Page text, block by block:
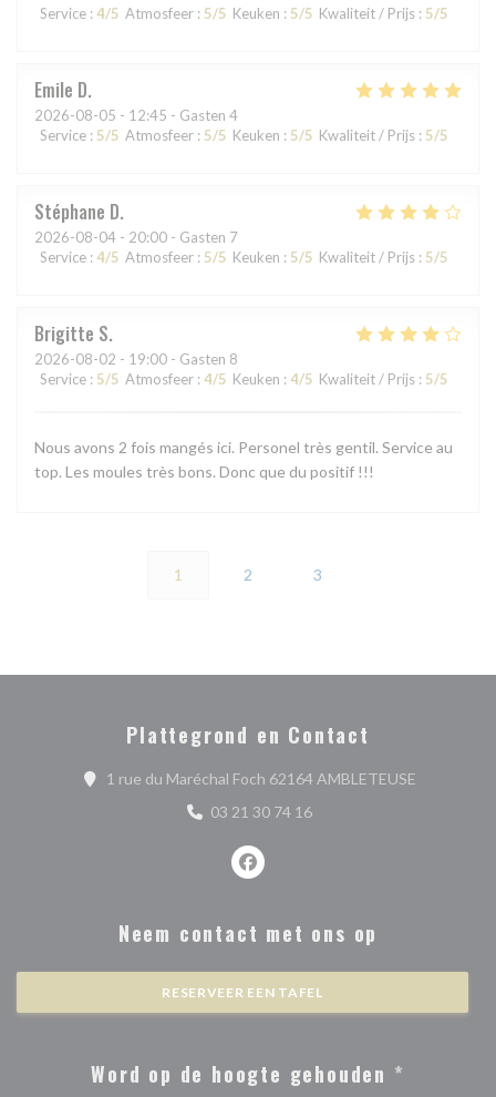
Service : 4/5 Atmosfeer : 5/5 Keuken : 5/5 Kwaliteit / Prijs : 5/5
Emile D
2026-08-05 - 12:45 - Gasten 4
Service : 5/5 Atmosfeer : 5/5 Keuken : 5/5 Kwaliteit / Prijs : 5/5
Stéphane D
2026-08-04 - 20:00 - Gasten 7
Service : 4/5 Atmosfeer : 5/5 Keuken : 5/5 Kwaliteit / Prijs : 5/5
Brigitte S
2026-08-02 - 19:00 - Gasten 8
Service : 5/5 Atmosfeer : 4/5 Keuken : 4/5 Kwaliteit / Prijs : 5/5
Nous avons 2 fois mangés ici. Personel très gentil. Service au
top. Les moules très bons. Donc que du positif !!!
1 2 3
Plattegrond en Contact
1 rue du Maréchal Foch 62164 AMBLETEUSE((opent in
03 21 30 74 16
Facebook ((opent in een nieuw
Neem contact met ons op
RESERVEER EEN TAFEL
Word op de hoogte gehouden *